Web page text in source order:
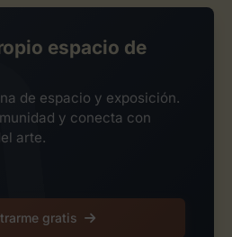
espacio de
de espacio y exposición.
y conecta con
arte.
gratis